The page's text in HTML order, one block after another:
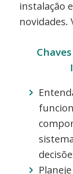
instalação
novidades.